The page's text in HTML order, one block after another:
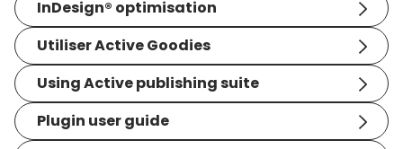
InDesign® optimisation
Utiliser Active Goodies
Using Active publishing suite
Plugin user guide